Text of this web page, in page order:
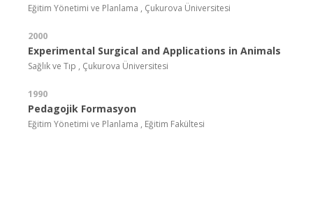
Eğitim Yönetimi ve Planlama , Çukurova Üniversitesi
2000
Experimental Surgical and Applications in Animals
Sağlık ve Tıp , Çukurova Üniversitesi
1990
Pedagojik Formasyon
Eğitim Yönetimi ve Planlama , Eğitim Fakültesi